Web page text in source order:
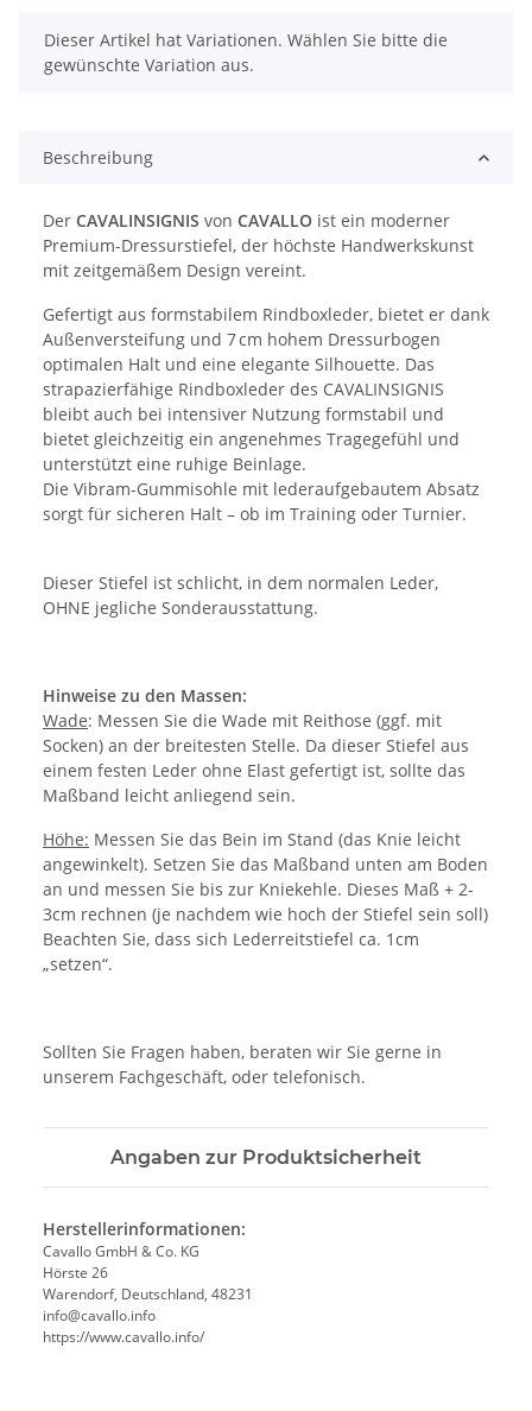
x
Dieser Artikel hat Variationen. Wählen Sie bitte die
gewünschte Variation aus.
Beschreibung
Der CAVALINSIGNIS von CAVALLO ist ein moderner
Premium-Dressurstiefel, der höchste Handwerkskunst
mit zeitgemäßem Design vereint.
Gefertigt aus formstabilem Rindboxleder, bietet er dank
Außenversteifung und 7 cm hohem Dressurbogen
optimalen Halt und eine elegante Silhouette. Das
strapazierfähige Rindboxleder des CAVALINSIGNIS
bleibt auch bei intensiver Nutzung formstabil und
bietet gleichzeitig ein angenehmes Tragegefühl und
unterstützt eine ruhige Beinlage.
Die Vibram-Gummisohle mit lederaufgebautem Absatz
sorgt für sicheren Halt – ob im Training oder Turnier.
Dieser Stiefel ist schlicht, in dem normalen Leder,
OHNE jegliche Sonderausstattung.
Hinweise zu den Massen:
Wade: Messen Sie die Wade mit Reithose (ggf. mit
Socken) an der breitesten Stelle. Da dieser Stiefel aus
einem festen Leder ohne Elast gefertigt ist, sollte das
Maßband leicht anliegend sein.
Höhe: Messen Sie das Bein im Stand (das Knie leicht
angewinkelt). Setzen Sie das Maßband unten am Boden
an und messen Sie bis zur Kniekehle. Dieses Maß + 2-
3cm rechnen (je nachdem wie hoch der Stiefel sein soll)
Beachten Sie, dass sich Lederreitstiefel ca. 1cm
„setzen“.
Sollten Sie Fragen haben, beraten wir Sie gerne in
unserem Fachgeschäft, oder telefonisch.
Angaben zur Produktsicherheit
Herstellerinformationen:
Cavallo GmbH & Co. KG
Hörste 26
Warendorf, Deutschland, 48231
info@cavallo.info
https://www.cavallo.info/